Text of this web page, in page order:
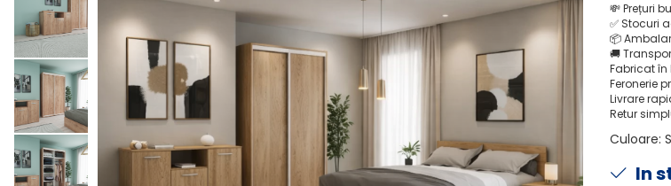
💸Prețuri
✅ Stocuri
📦
🚚
Fabricat
Feronerie
Livrare
Retur
Culoare:
In